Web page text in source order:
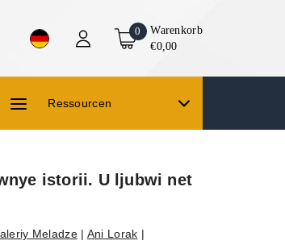
0
Warenkorb
€0,00
Ressourcen
istorii. U ljubwi net
Meladze| Ani Lorak |